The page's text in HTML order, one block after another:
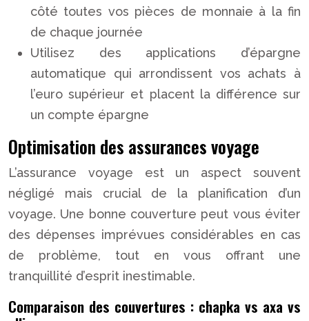
côté toutes vos pièces de monnaie à la fin
de chaque journée
Utilisez des applications d’épargne
automatique qui arrondissent vos achats à
l’euro supérieur et placent la différence sur
un compte épargne
Optimisation des assurances voyage
L’assurance voyage est un aspect souvent
négligé mais crucial de la planification d’un
voyage. Une bonne couverture peut vous éviter
des dépenses imprévues considérables en cas
de problème, tout en vous offrant une
tranquillité d’esprit inestimable.
Comparaison des couvertures : chapka vs axa vs